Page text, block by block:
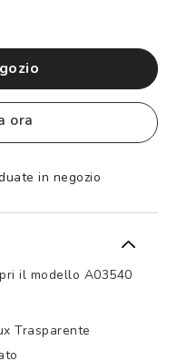
ora
in negozio
il modello A03540
Trasparente